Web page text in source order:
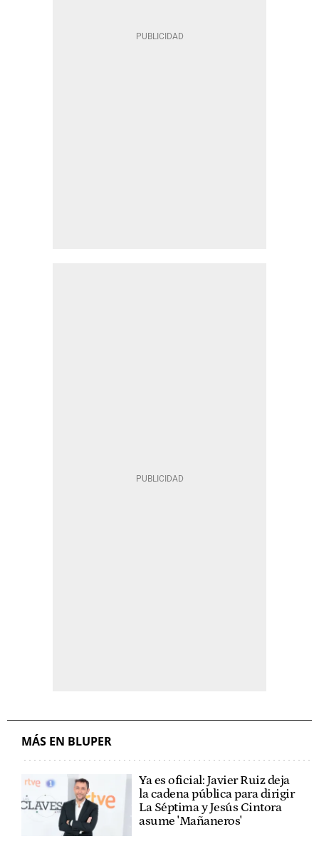
MÁS EN BLUPER
Ya es oficial: Javier Ruiz deja
la cadena pública para dirigir
La Séptima y Jesús Cintora
asume 'Mañaneros'